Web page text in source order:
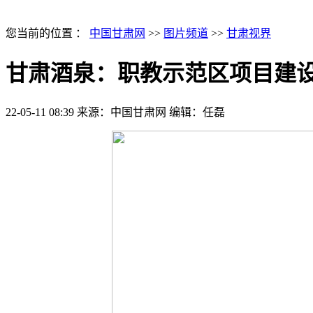
您当前的位置 ： 中国甘肃网 >> 图片频道 >> 甘肃视界
甘肃酒泉：职教示范区项目建
22-05-11 08:39 来源：中国甘肃网 编辑：任磊